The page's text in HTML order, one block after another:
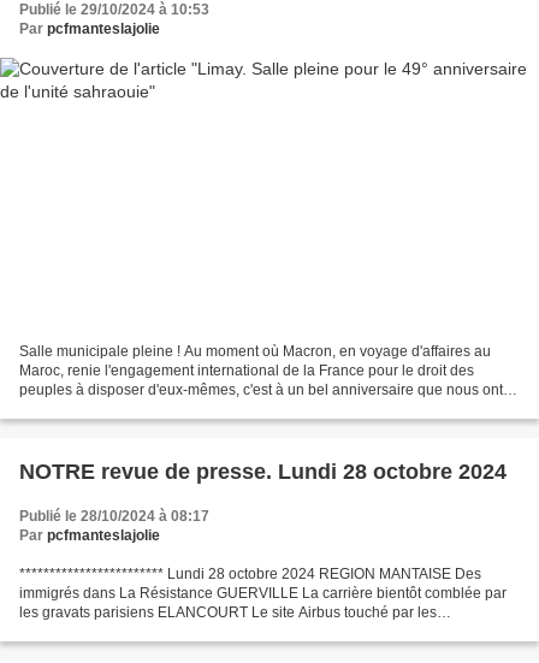
Publié le 29/10/2024 à 10:53
Par pcfmanteslajolie
Salle municipale pleine ! Au moment où Macron, en voyage d'affaires au
Maroc, renie l'engagement international de la France pour le droit des
peuples à disposer d'eux-mêmes, c'est à un bel anniversaire que nous ont
NOTRE revue de presse. Lundi 28 octobre 2024
Publié le 28/10/2024 à 08:17
Par pcfmanteslajolie
************************ Lundi 28 octobre 2024 REGION MANTAISE Des
immigrés dans La Résistance GUERVILLE La carrière bientôt comblée par
les gravats parisiens ELANCOURT Le site Airbus touché par les